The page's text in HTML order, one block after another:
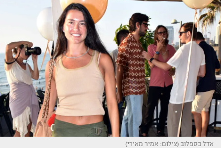
אדל בספלוב (צילום: אמיר מאירי)